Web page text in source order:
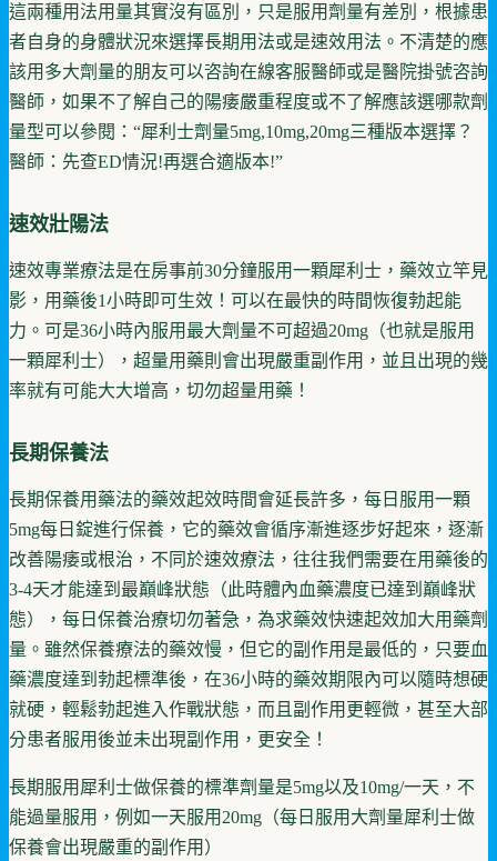
這兩種用法用量其實沒有區別，只是服用劑量有差別，根據患
者自身的身體狀況來選擇長期用法或是速效用法。不清楚的應
該用多大劑量的朋友可以咨詢在線客服醫師或是醫院掛號咨詢
醫師，如果不了解自己的陽痿嚴重程度或不了解應該選哪款劑
量型可以參閱：“犀利士劑量5mg,10mg,20mg三種版本選擇？
醫師：先查ED情況!再選合適版本!”
速效壯陽法
速效專業療法是在房事前30分鐘服用一顆犀利士，藥效立竿見
影，用藥後1小時即可生效！可以在最快的時間恢復勃起能
力。可是36小時內服用最大劑量不可超過20mg（也就是服用
一顆犀利士），超量用藥則會出現嚴重副作用，並且出現的幾
率就有可能大大增高，切勿超量用藥！
長期保養法
長期保養用藥法的藥效起效時間會延長許多，每日服用一顆
5mg每日錠進行保養，它的藥效會循序漸進逐步好起來，逐漸
改善陽痿或根治，不同於速效療法，往往我們需要在用藥後的
3-4天才能達到最巔峰狀態（此時體內血藥濃度已達到巔峰狀
態），每日保養治療切勿著急，為求藥效快速起效加大用藥劑
量。雖然保養療法的藥效慢，但它的副作用是最低的，只要血
藥濃度達到勃起標準後，在36小時的藥效期限內可以隨時想硬
就硬，輕鬆勃起進入作戰狀態，而且副作用更輕微，甚至大部
分患者服用後並未出現副作用，更安全！
長期服用犀利士做保養的標準劑量是5mg以及10mg/一天，不
能過量服用，例如一天服用20mg（每日服用大劑量犀利士做
保養會出現嚴重的副作用）